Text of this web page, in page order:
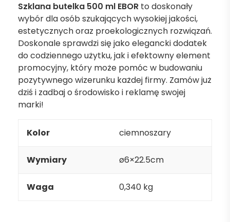
Szklana butelka 500 ml EBOR to doskonały
wybór dla osób szukających wysokiej jakości,
estetycznych oraz proekologicznych rozwiązań.
Doskonale sprawdzi się jako elegancki dodatek
do codziennego użytku, jak i efektowny element
promocyjny, który może pomóc w budowaniu
pozytywnego wizerunku każdej firmy. Zamów już
dziś i zadbaj o środowisko i reklamę swojej
marki!
Kolor ciemnoszary
Wymiary ø6×22.5cm
Waga 0,340 kg